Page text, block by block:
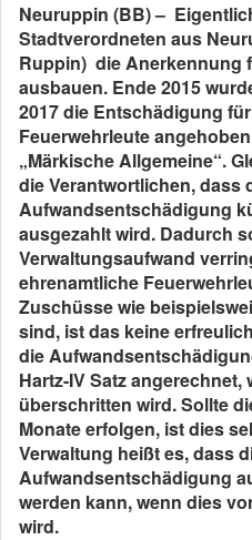
Neuruppin (BB) –
Stadtverordneten aus
Ruppin) die Anerkennung
ausbauen. Ende 2015
2017 die Entschädigung
Feuerwehrleute
„Märkische Allgemeine“.
die Verantwortlichen, dass
Aufwandsentschädigung
ausgezahlt wird. Dadurch
Verwaltungsaufwand
ehrenamtliche
Zuschüsse wie
sind, ist das keine
die
Hartz-IV Satz angerechnet,
überschritten wird. Sollte
Monate erfolgen, ist dies
Verwaltung heißt es, dass
Aufwandsentschädigung
werden kann, wenn dies
wird.